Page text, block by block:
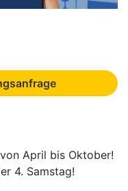
April bis Oktober!
4. Samstag!